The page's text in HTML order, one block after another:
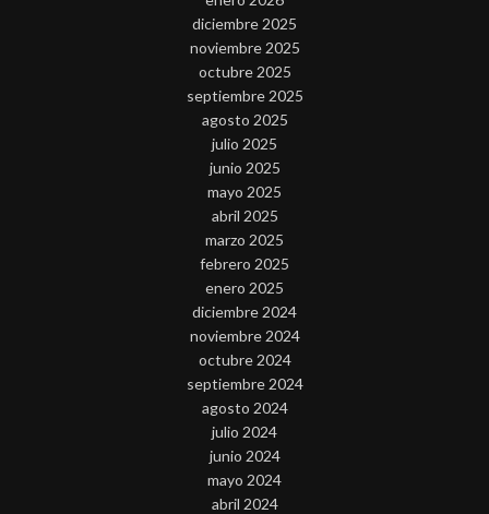
diciembre 2025
noviembre 2025
octubre 2025
septiembre 2025
agosto 2025
julio 2025
junio 2025
mayo 2025
abril 2025
marzo 2025
febrero 2025
enero 2025
diciembre 2024
noviembre 2024
octubre 2024
septiembre 2024
agosto 2024
julio 2024
junio 2024
mayo 2024
abril 2024